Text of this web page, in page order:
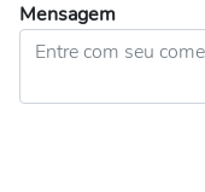
Mensagem